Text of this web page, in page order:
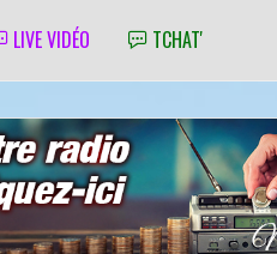
LIVE VIDÉO TCHAT'